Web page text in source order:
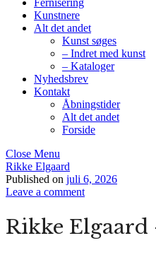
Fernisering
Kunstnere
Alt det andet
Kunst søges
– Indret med kunst
– Kataloger
Nyhedsbrev
Kontakt
Åbningstider
Alt det andet
Forside
Close Menu
Rikke Elgaard
Published on juli 6, 2026
Leave a comment
Rikke